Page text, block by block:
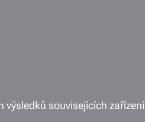
výsledků souvisejících zařízení